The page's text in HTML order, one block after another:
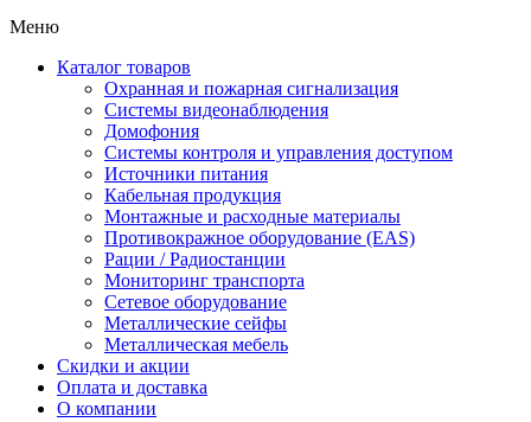
Меню
Каталог товаров
Охранная и пожарная сигнализация
Системы видеонаблюдения
Домофония
Системы контроля и управления доступом
Источники питания
Кабельная продукция
Монтажные и расходные материалы
Противокражное оборудование (EAS)
Рации / Радиостанции
Мониторинг транспорта
Сетевое оборудование
Металлические сейфы
Металлическая мебель
Скидки и акции
Оплата и доставка
О компании